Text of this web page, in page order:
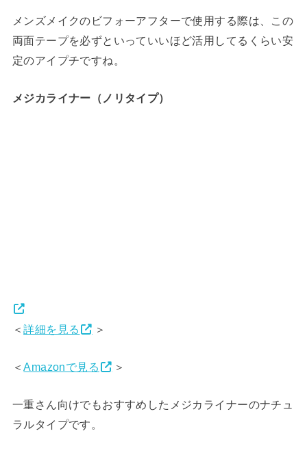
メンズメイクのビフォーアフターで使用する際は、この
両面テープを必ずといっていいほど活用してるくらい安
定のアイプチですね。
メジカライナー （ノリタイプ）
＜詳細を見る ＞
＜Amazonで見る ＞
一重さん向けでもおすすめしたメジカライナーのナチュ
ラルタイプです。